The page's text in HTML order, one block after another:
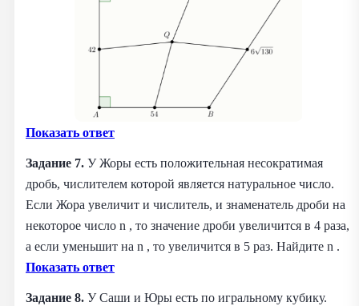
Показать ответ
Задание 7. У Жоры есть положительная несократимая
дробь, числителем которой является натуральное число.
Если Жора увеличит и числитель, и знаменатель дроби на
некоторое число n , то значение дроби увеличится в 4 раза,
а если уменьшит на n , то увеличится в 5 раз. Найдите n .
Показать ответ
Задание 8. У Саши и Юры есть по игральному кубику.